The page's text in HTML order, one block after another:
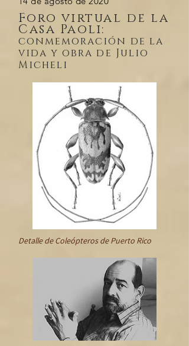
Foro virtual de la
Casa Paoli:
conmemoración de la
vida y obra de Julio
Micheli
Detalle deColeópteros de Puerto Rico